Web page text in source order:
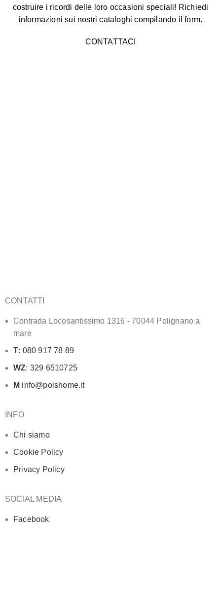
costruire i ricordi delle loro occasioni speciali! Richiedi
informazioni sui nostri cataloghi compilando il form.
CONTATTACI
CONTATTI
Contrada Locosantissimo 1316 - 70044 Polignano a
mare
T: 080 917 78 89
WZ: 329 6510725
M info@poishome.it
INFO
Chi siamo
Cookie Policy
Privacy Policy
SOCIAL MEDIA
Facebook